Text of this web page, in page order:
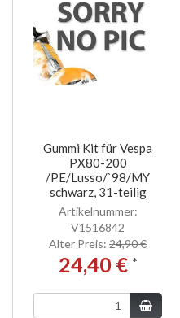
Gummi Kit für Vespa
PX80-200
/PE/Lusso/`98/MY
schwarz, 31-teilig
Artikelnummer:
V1516842
Alter Preis: 24,90 €
24,40 € *